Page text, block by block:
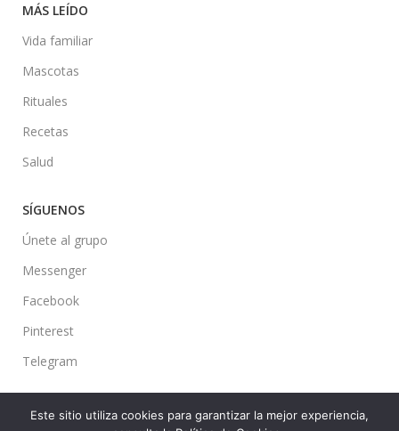
MÁS LEÍDO
Vida familiar
Mascotas
Rituales
Recetas
Salud
SÍGUENOS
Únete al grupo
Messenger
Facebook
Pinterest
Telegram
Este sitio utiliza cookies para garantizar la mejor experiencia,